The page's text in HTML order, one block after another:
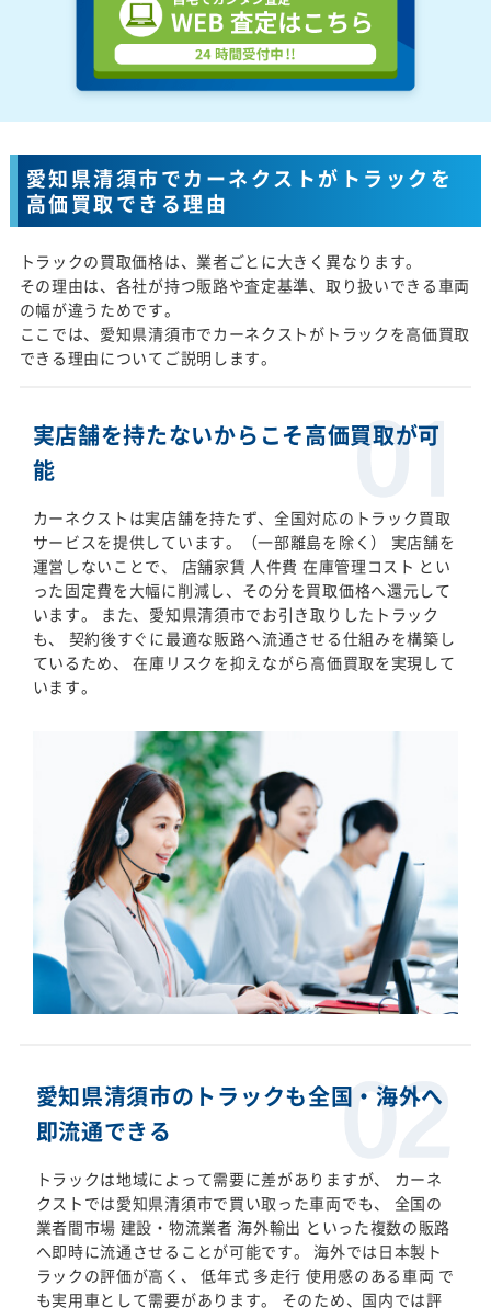
愛知県清須市でカーネクストがトラックを
高価買取できる理由
トラックの買取価格は、業者ごとに大きく異なります。
その理由は、各社が持つ販路や査定基準、取り扱いできる車両
の幅が違うためです。
ここでは、愛知県清須市でカーネクストがトラックを高価買取
できる理由についてご説明します。
実店舗を持たないからこそ高価買取が可
能
カーネクストは実店舗を持たず、全国対応のトラック買取
サービスを提供しています。（一部離島を除く） 実店舗を
運営しないことで、 店舗家賃 人件費 在庫管理コスト とい
った固定費を大幅に削減し、その分を買取価格へ還元して
います。 また、愛知県清須市でお引き取りしたトラック
も、 契約後すぐに最適な販路へ流通させる仕組みを構築し
ているため、 在庫リスクを抑えながら高価買取を実現して
います。
愛知県清須市のトラックも全国・海外へ
即流通できる
トラックは地域によって需要に差がありますが、 カーネ
クストでは愛知県清須市で買い取った車両でも、 全国の
業者間市場 建設・物流業者 海外輸出 といった複数の販路
へ即時に流通させることが可能です。 海外では日本製ト
ラックの評価が高く、 低年式 多走行 使用感のある車両 で
も実用車として需要があります。 そのため、国内では評